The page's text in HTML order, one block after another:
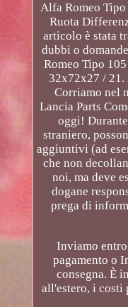
Alfa Romeo
Ruota
articolo è stata
dubbi o
Romeo Tipo
32x72x27 /
Corriamo nel
Lancia Parts
oggi!
straniero,
aggiuntivi (ad
che non
noi, ma deve
dogane
prega di
Inviamo
pagamento o
consegna. È
all'estero, i costi